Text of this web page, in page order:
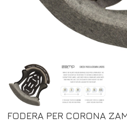
DRIVERS/PARTNERS
DRIVERS/PARTNERS
IL MIO ACCOUNT
PAGINA DI RICHIESTA DEL
MODULO DI REGISTRAZIONE DEGLI
FODERA PER CORONA